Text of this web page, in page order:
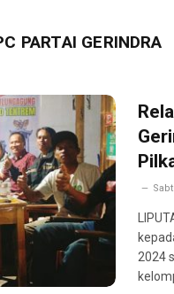
PARTAI GERINDRA
2024